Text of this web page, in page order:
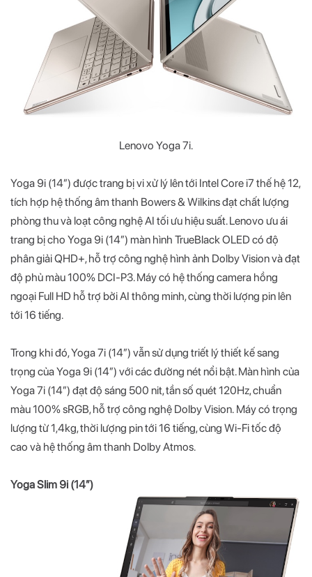
Lenovo Yoga 7i.
Yoga 9i (14”) được trang bị vi xử lý lên tới Intel Core i7 thế hệ 12,
tích hợp hệ thống âm thanh Bowers & Wilkins đạt chất lượng
phòng thu và loạt công nghệ AI tối ưu hiệu suất. Lenovo ưu ái
trang bị cho Yoga 9i (14”) màn hình TrueBlack OLED có độ
phân giải QHD+, hỗ trợ công nghệ hình ảnh Dolby Vision và đạt
độ phủ màu 100% DCI-P3. Máy có hệ thống camera hồng
ngoại Full HD hỗ trợ bởi AI thông minh, cùng thời lượng pin lên
tới 16 tiếng.
Trong khi đó, Yoga 7i (14”) vẫn sử dụng triết lý thiết kế sang
trọng của Yoga 9i (14”) với các đường nét nổi bật. Màn hình của
Yoga 7i (14”) đạt độ sáng 500 nit, tần số quét 120Hz, chuẩn
màu 100% sRGB, hỗ trợ công nghệ Dolby Vision. Máy có trọng
lượng từ 1,4kg, thời lượng pin tới 16 tiếng, cùng Wi-Fi tốc độ
cao và hệ thống âm thanh Dolby Atmos.
Yoga Slim 9i (14”)